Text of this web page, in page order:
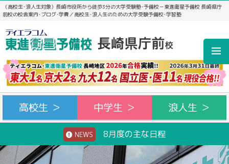
（高校生･浪人生対象）長崎市役所から徒歩3分の大学受験塾･予備校－東進衛星予備校 長崎県庁
前校の校舎案内･ブログ･学費／高校生･浪人生のための大学受験予備校･学習塾
高校生 ＞ 中学生 ＞ 浪人生 ＞
NEWS 8月度の主な日程